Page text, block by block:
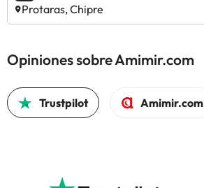
Protaras, Chipre
Opiniones sobre Amimir.com
Trustpilot Amimir.com